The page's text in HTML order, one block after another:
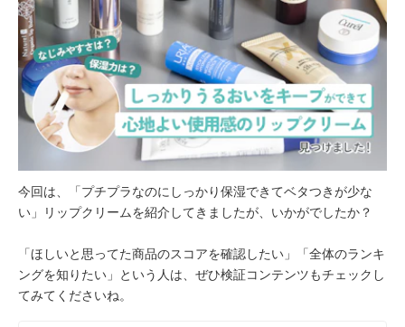
今回は、「プチプラなのにしっかり保湿できてベタつきが少な
い」リップクリームを紹介してきましたが、いかがでしたか？
「ほしいと思ってた商品のスコアを確認したい」「全体のランキ
ングを知りたい」という人は、ぜひ検証コンテンツもチェックし
てみてくださいね。